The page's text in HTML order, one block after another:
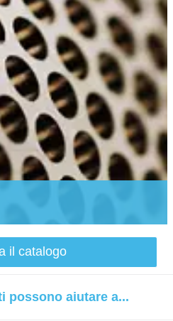
il catalogo
possono aiutare a...